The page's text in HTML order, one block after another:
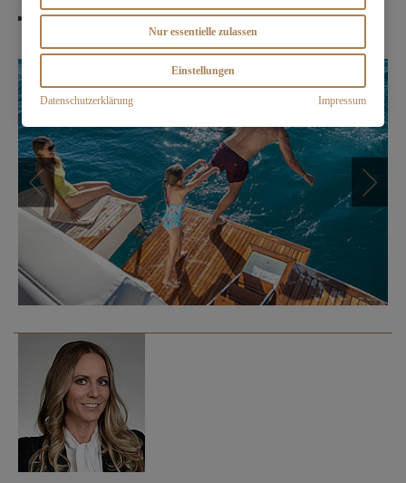
Lebenslange Kindheitserinnerungen.
Nur essentielle zulassen
Einstellungen
Datenschutzerklärung Impressum